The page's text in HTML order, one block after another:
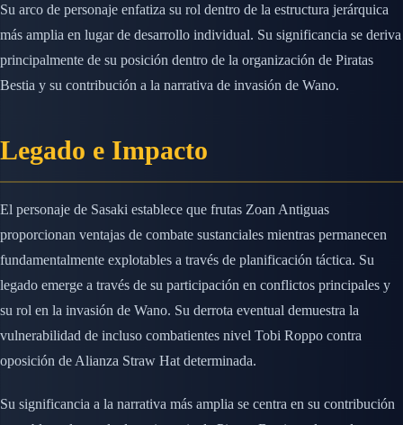
Su arco de personaje enfatiza su rol dentro de la estructura jerárquica
más amplia en lugar de desarrollo individual. Su significancia se deriva
principalmente de su posición dentro de la organización de Piratas
Bestia y su contribución a la narrativa de invasión de Wano.
Legado e Impacto
El personaje de Sasaki establece que frutas Zoan Antiguas
proporcionan ventajas de combate sustanciales mientras permanecen
fundamentalmente explotables a través de planificación táctica. Su
legado emerge a través de su participación en conflictos principales y
su rol en la invasión de Wano. Su derrota eventual demuestra la
vulnerabilidad de incluso combatientes nivel Tobi Roppo contra
oposición de Alianza Straw Hat determinada.
Su significancia a la narrativa más amplia se centra en su contribución